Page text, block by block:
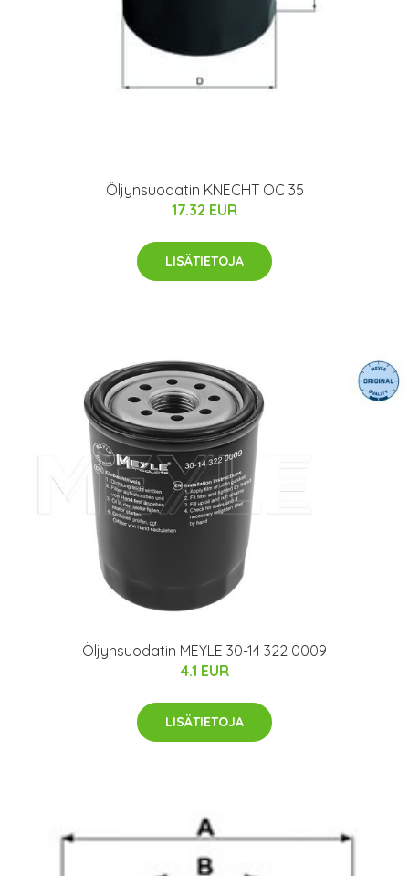
Öljynsuodatin KNECHT OC 35
17.32 EUR
LISÄTIETOJA
Öljynsuodatin MEYLE 30-14 322 0009
4.1 EUR
LISÄTIETOJA